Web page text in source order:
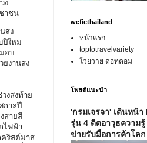
ง
ชาชน
ส่ง
ปีใหม่
อบ
งานส่ง
งส่งท้าย
กาลปี
สายสี
ไฟฟ้า
คริสต์มาส
wefiethailand
หน้าแรก
toptotravelvariety
โวยวาย ดอทคอม
โพสต์แนะนำ
'กรมเจรจา' เดินหน้า
รุ่น 4 ติดอาวุธความรู้
ข่ายรับมือการค้าโลก